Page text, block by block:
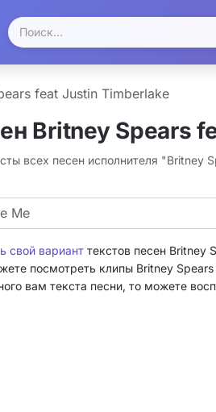
feat Justin Timberlake
Britney Spears
всех песен исполнителя
Me
свой вариант текстов песен Britney
посмотреть клипы Britney
вам текста песни, то можете